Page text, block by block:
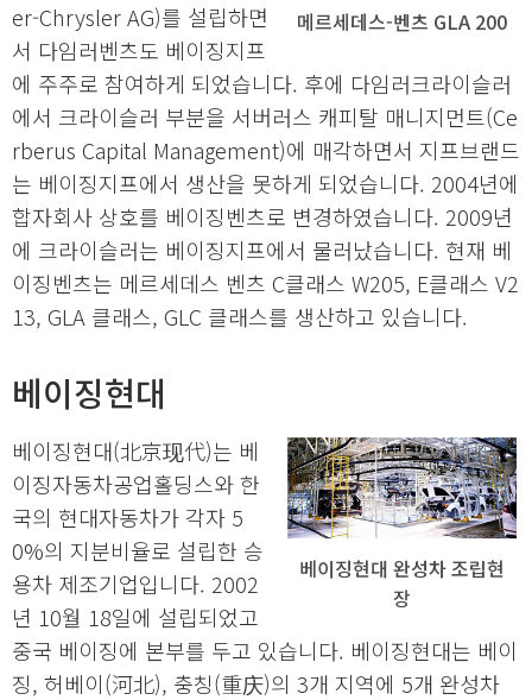
메르세데스-벤츠 GLA 200
er-Chrysler AG)를 설립하면
서 다임러벤츠도 베이징지프
에 주주로 참여하게 되었습니다. 후에 다임러크라이슬러
에서 크라이슬러 부분을 서버러스 캐피탈 매니지먼트(Ce
rberus Capital Management)에 매각하면서 지프브랜드
는 베이징지프에서 생산을 못하게 되었습니다. 2004년에
합자회사 상호를 베이징벤츠로 변경하였습니다. 2009년
에 크라이슬러는 베이징지프에서 물러났습니다. 현재 베
이징벤츠는 메르세데스 벤츠 C클래스 W205, E클래스 V2
13, GLA 클래스, GLC 클래스를 생산하고 있습니다.
베이징현대
베이징현대 완성차 조립현
장
베이징현대(北京现代)는 베
이징자동차공업홀딩스와 한
국의 현대자동차가 각자 5
0%의 지분비율로 설립한 승
용차 제조기업입니다. 2002
년 10월 18일에 설립되었고
중국 베이징에 본부를 두고 있습니다. 베이징현대는 베이
징, 허베이(河北), 충칭(重庆)의 3개 지역에 5개 완성차